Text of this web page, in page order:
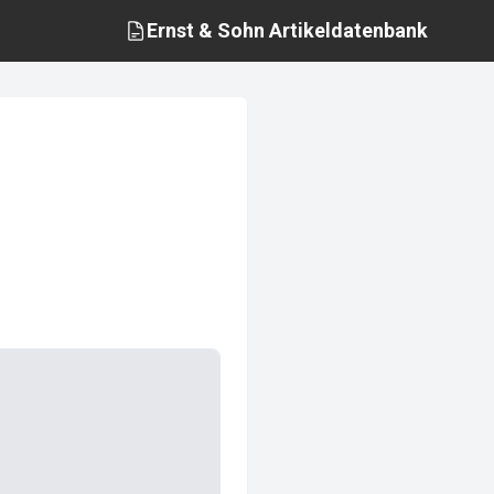
Ernst & Sohn Artikeldatenbank